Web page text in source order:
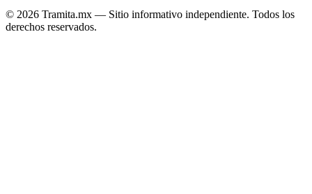
© 2026 Tramita.mx — Sitio informativo independiente. Todos los
derechos reservados.